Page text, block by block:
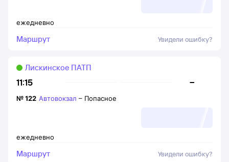
ежедневно
Маршрут Увидели ошибку?
11:15 –
Лискинское ПАТП
ежедневно
№122 Автовокзал – Попасное
Маршрут Увидели ошибку?